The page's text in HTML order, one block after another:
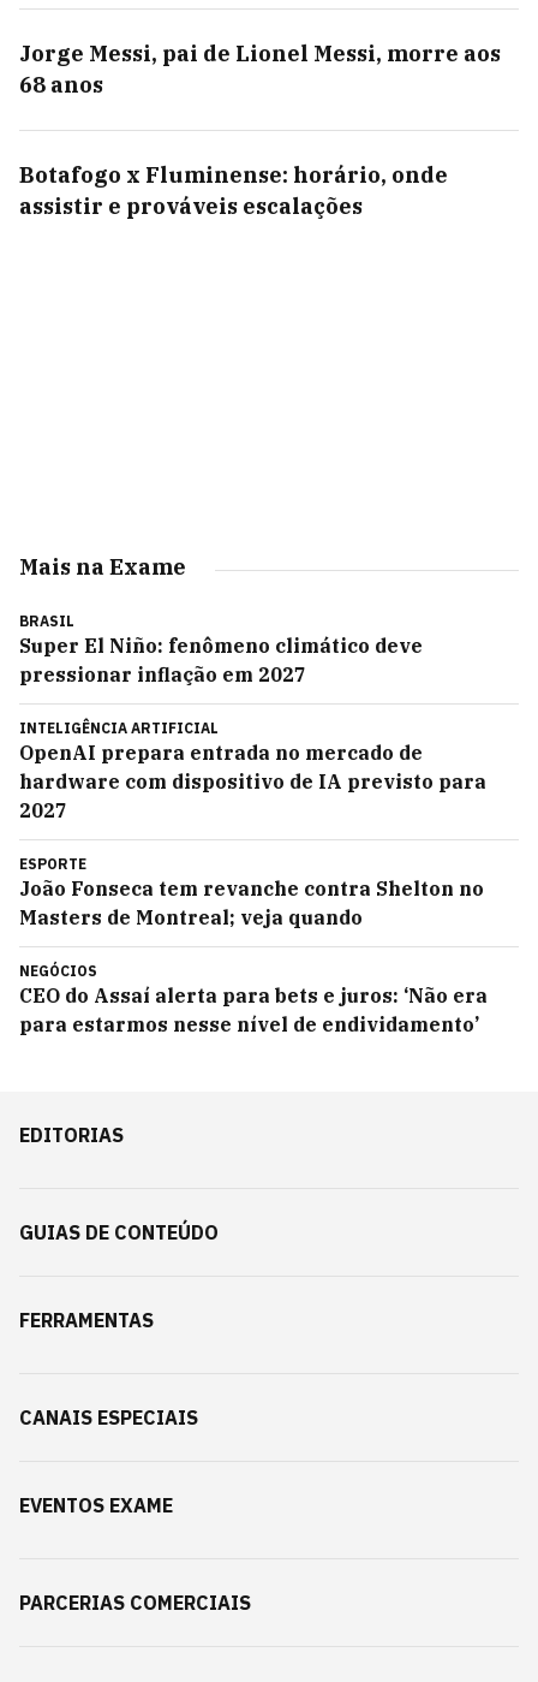
Jorge Messi, pai de Lionel Messi, morre aos
68 anos
Botafogo x Fluminense: horário, onde
assistir e prováveis escalações
Mais na Exame
BRASIL
Super El Niño: fenômeno climático deve
pressionar inflação em 2027
INTELIGÊNCIA ARTIFICIAL
OpenAI prepara entrada no mercado de
hardware com dispositivo de IA previsto para
2027
ESPORTE
João Fonseca tem revanche contra Shelton no
Masters de Montreal; veja quando
NEGÓCIOS
CEO do Assaí alerta para bets e juros: ‘Não era
para estarmos nesse nível de endividamento’
EDITORIAS
GUIAS DE CONTEÚDO
FERRAMENTAS
CANAIS ESPECIAIS
EVENTOS EXAME
PARCERIAS COMERCIAIS